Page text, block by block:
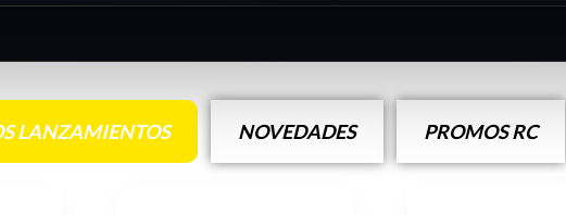
LANZAMIENTOS NOVEDADES PROMOS RC